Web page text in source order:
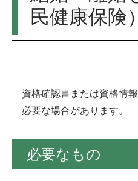
民健康保険）
資格確認書または資格情
必要な場合があります。
必要なもの